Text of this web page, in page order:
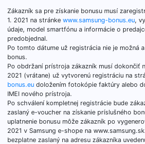
Zákazník sa pre získanie bonusu musí
1. 2021 na stránke www.samsung-bonus.eu,
údaje, model smartfónu a informácie o
predobjednal.
Po tomto dátume už registrácia nie je možná
bonus.
Po obdržaní prístroja zákazník musí dokončiť
2021 (vrátane) už vytvorenú registráciu na
bonus.eu doložením fotokópie faktúry alebo
IMEI nového prístroja.
Po schválení kompletnej registrácie bude
zaslaný e-voucher na získanie príslušného
uplatnenie bonusu môže zákazník po
2021 v Samsung e-shope na
bezplatne zaslaný na adresu zákazníka